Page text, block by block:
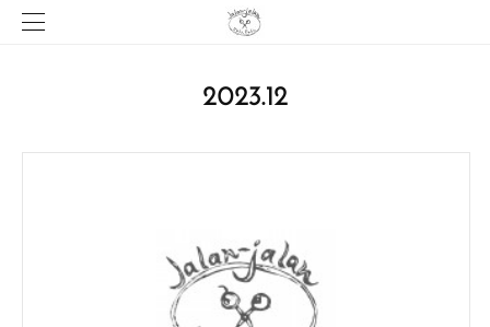
2023.12